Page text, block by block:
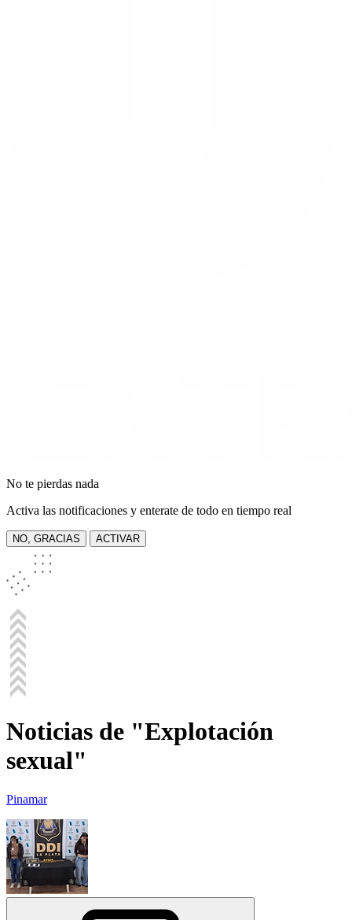
No te pierdas nada
Activa las notificaciones y enterate de todo en tiempo real
NO, GRACIAS ACTIVAR
Noticias de "Explotación
sexual"
Pinamar